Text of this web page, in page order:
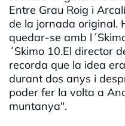
Entre Grau Roig i
de la jornada original.
quedar-se amb
´Skimo 10.El director
recorda que la idea
durant dos anys i
poder fer la volta a
muntanya".